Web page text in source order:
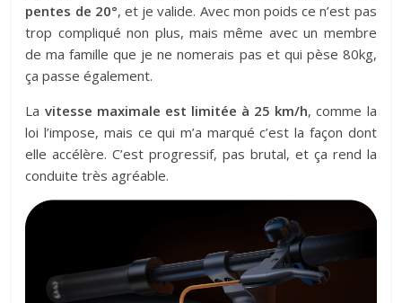
pentes de 20°, et je valide. Avec mon poids ce n’est pas
trop compliqué non plus, mais même avec un membre
de ma famille que je ne nomerais pas et qui pèse 80kg,
ça passe également.
La vitesse maximale est limitée à 25 km/h, comme la
loi l’impose, mais ce qui m’a marqué c’est la façon dont
elle accélère. C’est progressif, pas brutal, et ça rend la
conduite très agréable.